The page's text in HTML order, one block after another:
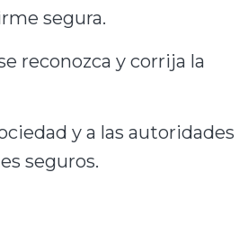
segura.
reconozca y corrija la
y a las autoridades
seguros.